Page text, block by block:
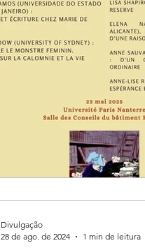
Divulgação
28 de ago. de 2024
1 min de leitura